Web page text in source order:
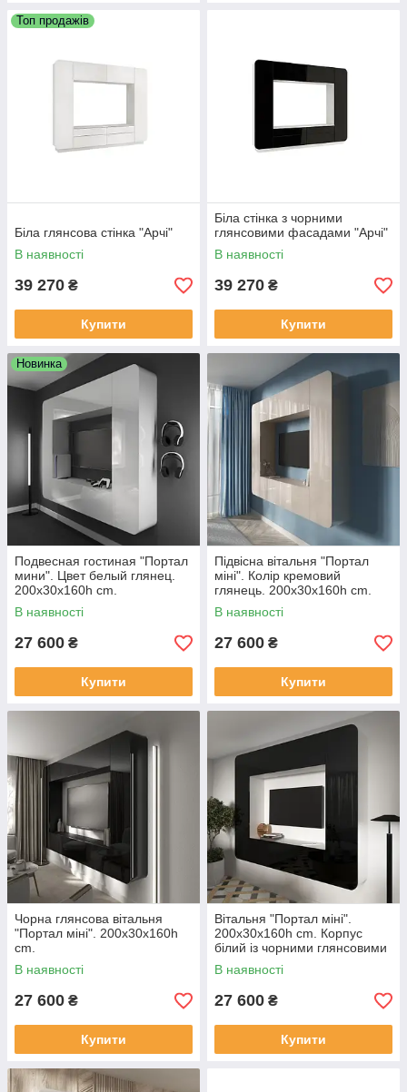
Топ продажів
Біла глянсова стінка "Арчі"
В наявності
39 270 ₴
Купити
Біла стінка з чорними
глянсовими фасадами "Арчі"
В наявності
39 270 ₴
Купити
Новинка
Подвесная гостиная "Портал
мини". Цвет белый глянец.
200х30х160h cm.
В наявності
27 600 ₴
Купити
Підвісна вітальня "Портал
міні". Колір кремовий
глянець. 200х30х160h cm.
В наявності
27 600 ₴
Купити
Чорна глянсова вітальня
"Портал міні". 200х30х160h
cm.
В наявності
27 600 ₴
Купити
Вітальня "Портал міні".
200х30х160h cm. Корпус
білий із чорними глянсовими
фасадами
В наявності
27 600 ₴
Купити